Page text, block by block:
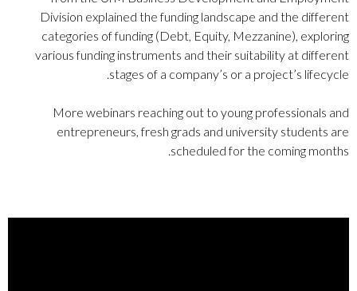
Division explained the funding landscape and the different
categories of funding (Debt, Equity, Mezzanine), exploring
various funding instruments and their suitability at different
stages of a company’s or a project’s lifecycle.
More webinars reaching out to young professionals and
entrepreneurs, fresh grads and university students are
scheduled for the coming months.